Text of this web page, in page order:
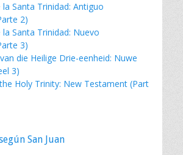
Santa Trinidad: Antiguo
2)
Santa Trinidad: Nuevo
3)
die Heilige Drie-eenheid: Nuwe
3)
Holy Trinity: New Testament (Part
San Juan